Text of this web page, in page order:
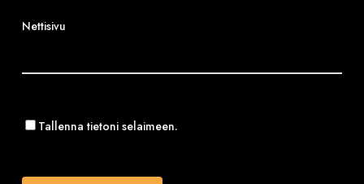
Nettisivu
Tallenna tietoni selaimeen.